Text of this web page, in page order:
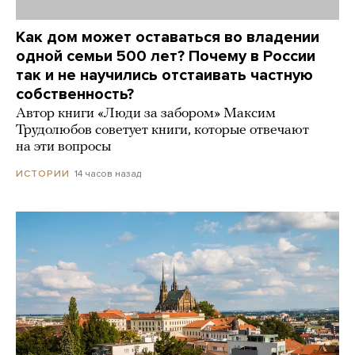
Как дом может оставаться во владении
одной семьи 500 лет? Почему в России
так и не научились отстаивать частную
собственность?
Автор книги «Люди за забором» Максим
Трудолюбов советует книги, которые отвечают
на эти вопросы
ИСТОРИИ 14 часов назад